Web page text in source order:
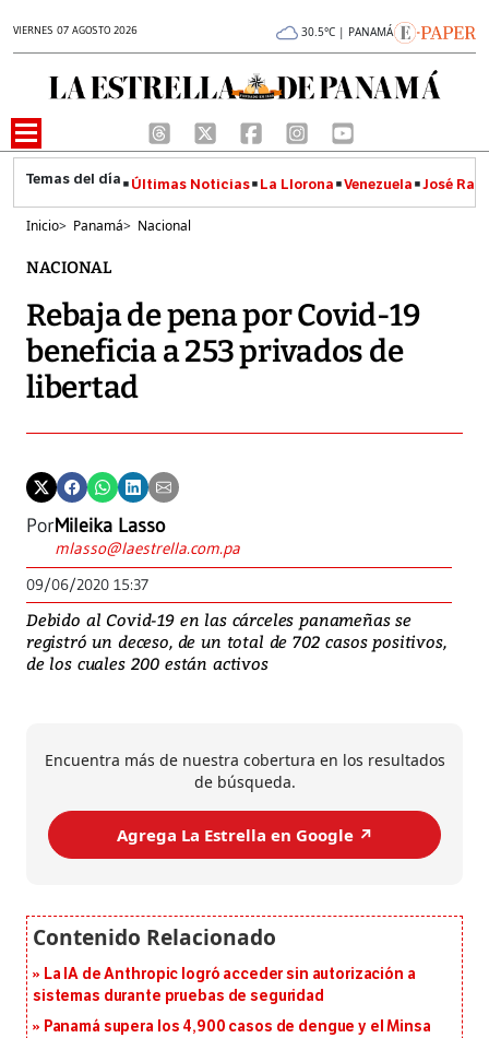
VIERNES 07 AGOSTO 2026 30.5°C | PANAMÁ
Últimas Noticias La Llorona Venezuela José
Inicio> Panamá> Nacional
NACIONAL
Rebaja de pena por Covid-19
beneficia a 253 privados de
libertad
PorMileika Lasso
mlasso@laestrella.com.pa
09/06/2020 15:37
Debido al Covid-19 en las cárceles panameñas se
registró un deceso, de un total de 702 casos positivos,
de los cuales 200 están activos
Encuentra más de nuestra cobertura en los resultados
de búsqueda.
Agrega La Estrella en Google ↗️
La IA de Anthropic logró acceder sin autorización a
sistemas durante pruebas de seguridad
Panamá supera los 4,900 casos de dengue y el Minsa